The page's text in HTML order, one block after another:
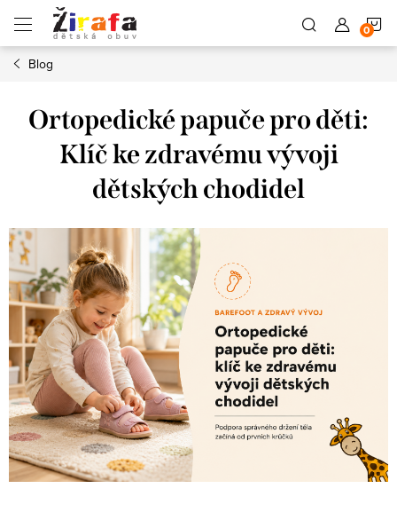
obsah
Blog
Ortopedické papuče pro děti:
Klíč ke zdravému vývoji
dětských chodidel